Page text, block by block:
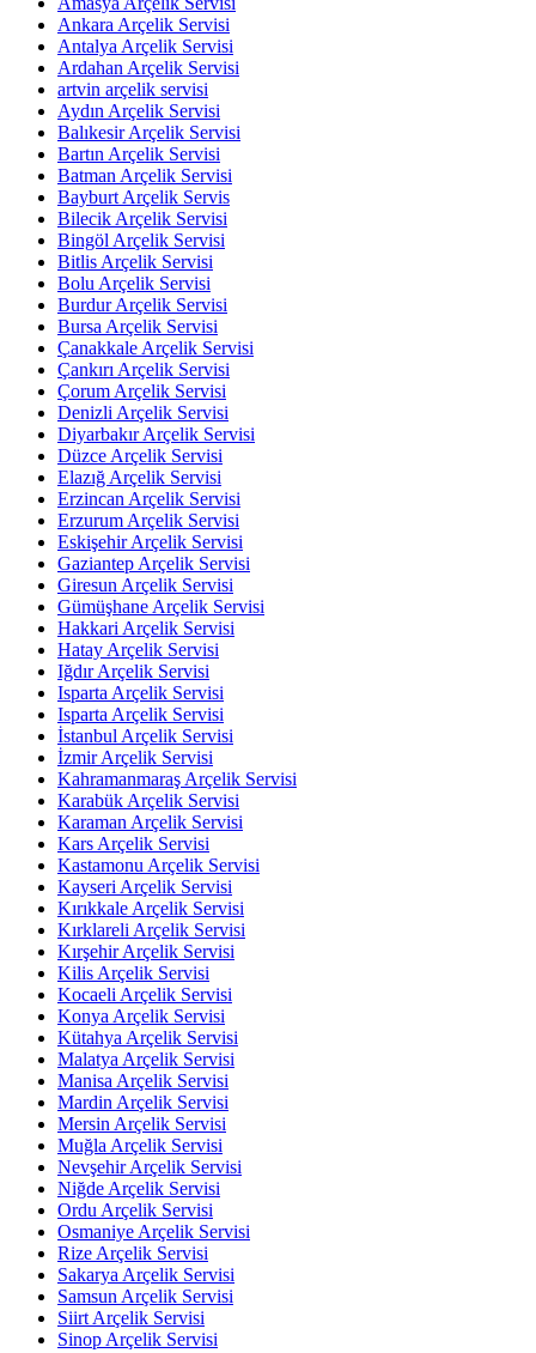
Ankara Arçelik Servisi
Antalya Arçelik Servisi
Ardahan Arçelik Servisi
artvin arçelik servisi
Aydın Arçelik Servisi
Balıkesir Arçelik Servisi
Bartın Arçelik Servisi
Batman Arçelik Servisi
Bayburt Arçelik Servis
Bilecik Arçelik Servisi
Bingöl Arçelik Servisi
Bitlis Arçelik Servisi
Bolu Arçelik Servisi
Burdur Arçelik Servisi
Bursa Arçelik Servisi
Çanakkale Arçelik Servisi
Çankırı Arçelik Servisi
Çorum Arçelik Servisi
Denizli Arçelik Servisi
Diyarbakır Arçelik Servisi
Düzce Arçelik Servisi
Elazığ Arçelik Servisi
Erzincan Arçelik Servisi
Erzurum Arçelik Servisi
Eskişehir Arçelik Servisi
Gaziantep Arçelik Servisi
Giresun Arçelik Servisi
Gümüşhane Arçelik Servisi
Hakkari Arçelik Servisi
Hatay Arçelik Servisi
Iğdır Arçelik Servisi
Isparta Arçelik Servisi
Isparta Arçelik Servisi
İstanbul Arçelik Servisi
İzmir Arçelik Servisi
Kahramanmaraş Arçelik Servisi
Karabük Arçelik Servisi
Karaman Arçelik Servisi
Kars Arçelik Servisi
Kastamonu Arçelik Servisi
Kayseri Arçelik Servisi
Kırıkkale Arçelik Servisi
Kırklareli Arçelik Servisi
Kırşehir Arçelik Servisi
Kilis Arçelik Servisi
Kocaeli Arçelik Servisi
Konya Arçelik Servisi
Kütahya Arçelik Servisi
Malatya Arçelik Servisi
Manisa Arçelik Servisi
Mardin Arçelik Servisi
Mersin Arçelik Servisi
Muğla Arçelik Servisi
Nevşehir Arçelik Servisi
Niğde Arçelik Servisi
Ordu Arçelik Servisi
Osmaniye Arçelik Servisi
Rize Arçelik Servisi
Sakarya Arçelik Servisi
Samsun Arçelik Servisi
Siirt Arçelik Servisi
Sinop Arçelik Servisi